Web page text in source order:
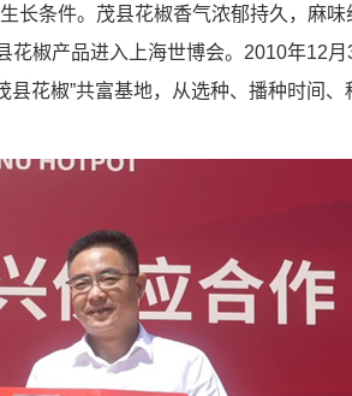
长条件。茂县花椒香气浓郁持久，麻味
花椒产品进入上海世博会。 2010年12月
县花椒”共富基地，从选种、播种时间